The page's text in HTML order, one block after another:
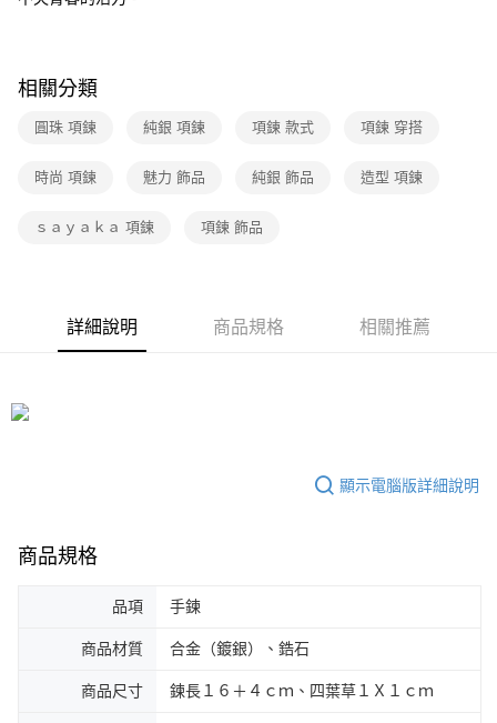
相關分類
圓珠 項鍊 純銀 項鍊 項鍊 款式 項鍊 穿搭
時尚 項鍊 魅力 飾品 純銀 飾品 造型 項鍊
ｓａｙａｋａ 項鍊 項鍊 飾品
詳細說明 商品規格 相關推薦
顯示電腦版詳細說明
商品規格
品項 手鍊
商品材質 合金（鍍銀）、鋯石
商品尺寸 鍊長１６＋４ｃｍ、四葉草１Ｘ１ｃｍ